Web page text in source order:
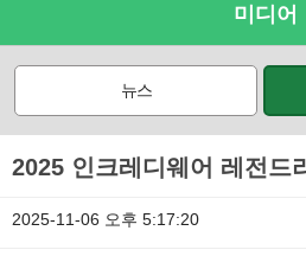
미디어
뉴스
2025 인크레디웨어 레전드
2025-11-06 오후 5:17:20